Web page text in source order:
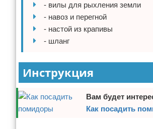
- вилы для рыхления земли
- навоз и перегной
- настой из крапивы
- шланг
Инструкция
Вам будет
Как посадить